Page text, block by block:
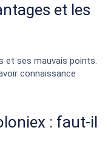
et les
et ses mauvais points.
connaissance
: faut-il